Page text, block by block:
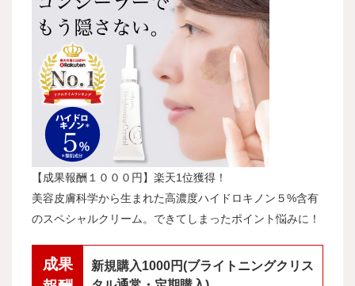
【成果報酬１０００円】楽天1位獲得！
美容皮膚科学から生まれた高濃度ハイドロキノン５%含有
のスペシャルクリーム。できてしまったポイント悩みに！
成果
新規購入1000円(ブライトニングクリス